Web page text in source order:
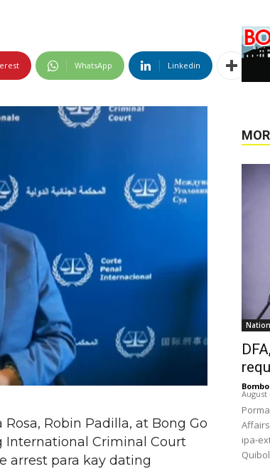
WhatsApp Linkedin
Robin Padilla, at Bong Go
International Criminal Court
arrest para kay dating
August
ipa-